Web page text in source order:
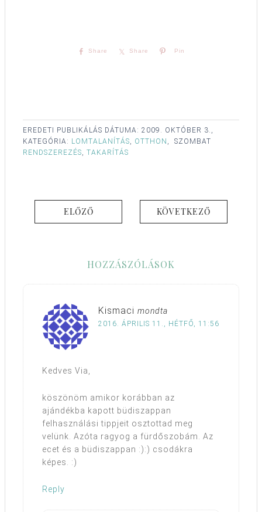
Share Share Pin
EREDETI PUBLIKÁLÁS DÁTUMA: 2009. OKTÓBER 3.,
SZOMBAT
KATEGÓRIA: LOMTALANÍTÁS, OTTHON ,
RENDSZEREZÉS, TAKARÍTÁS
ELŐZŐ KÖVETKEZŐ
HOZZÁSZÓLÁSOK
Kismaci mondta
2016. ÁPRILIS 11., HÉTFŐ, 11:56
Kedves Via,
köszönöm amikor korábban az
ajándékba kapott büdiszappan
felhasználási tippjeit osztottad meg
velünk. Azóta ragyog a fürdőszobám. Az
ecet és a büdiszappan :):) csodákra
képes. :)
Reply